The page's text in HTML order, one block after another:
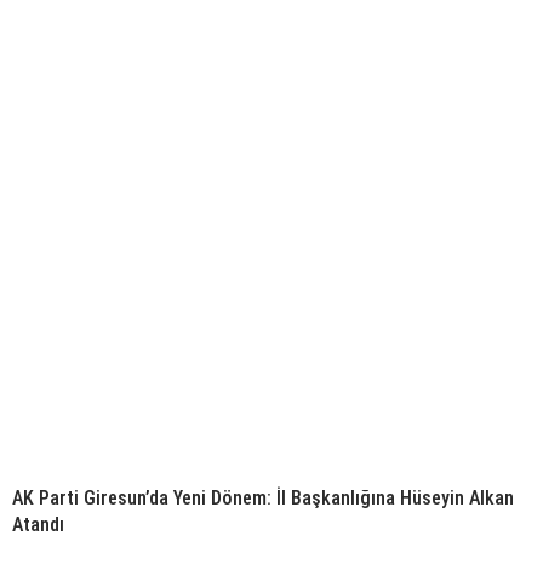
AK Parti Giresun’da Yeni Dönem: İl Başkanlığına Hüseyin Alkan
Atandı